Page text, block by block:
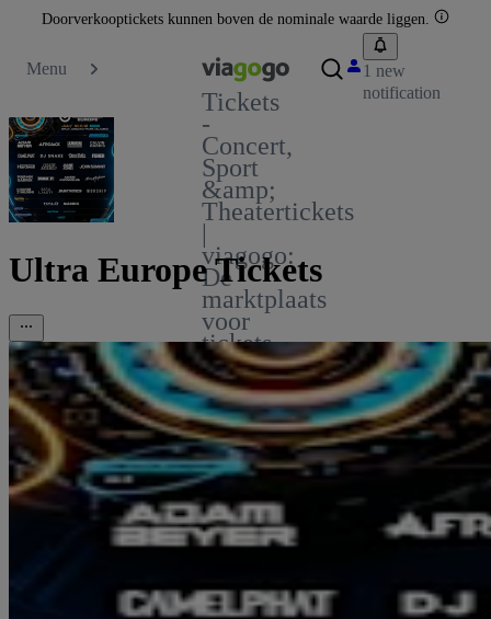
Doorverkooptickets kunnen boven de nominale waarde liggen.
Menu
Tickets
-
Concert,
Sport
&amp;
Theatertickets
|
viagogo:
De
marktplaats
voor
tickets
1 new
notification
Ultra Europe Tickets